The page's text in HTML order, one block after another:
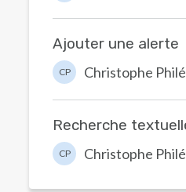
Ajouter une alerte
CP Christophe
Recherche
CP Christophe